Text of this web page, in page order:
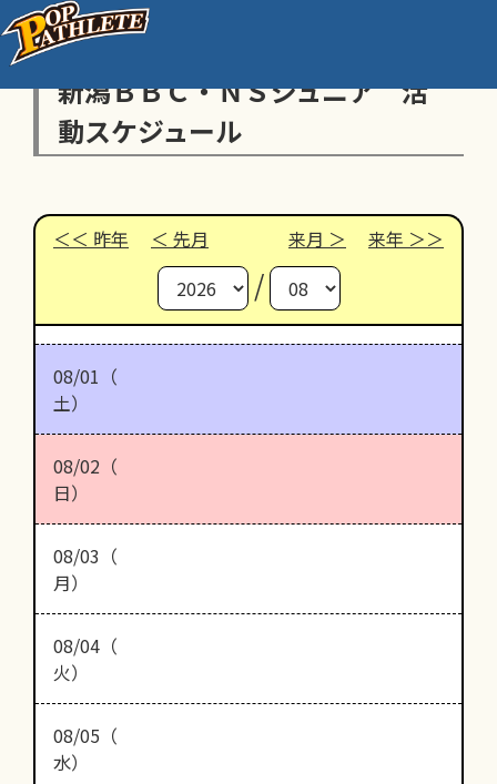
新潟ＢＢＣ・ＮＳジュニア 活
動スケジュール
昨年 先月 来月 来年
/
08/01（
土）
08/02（
日）
08/03（
月）
08/04（
火）
08/05（
水）